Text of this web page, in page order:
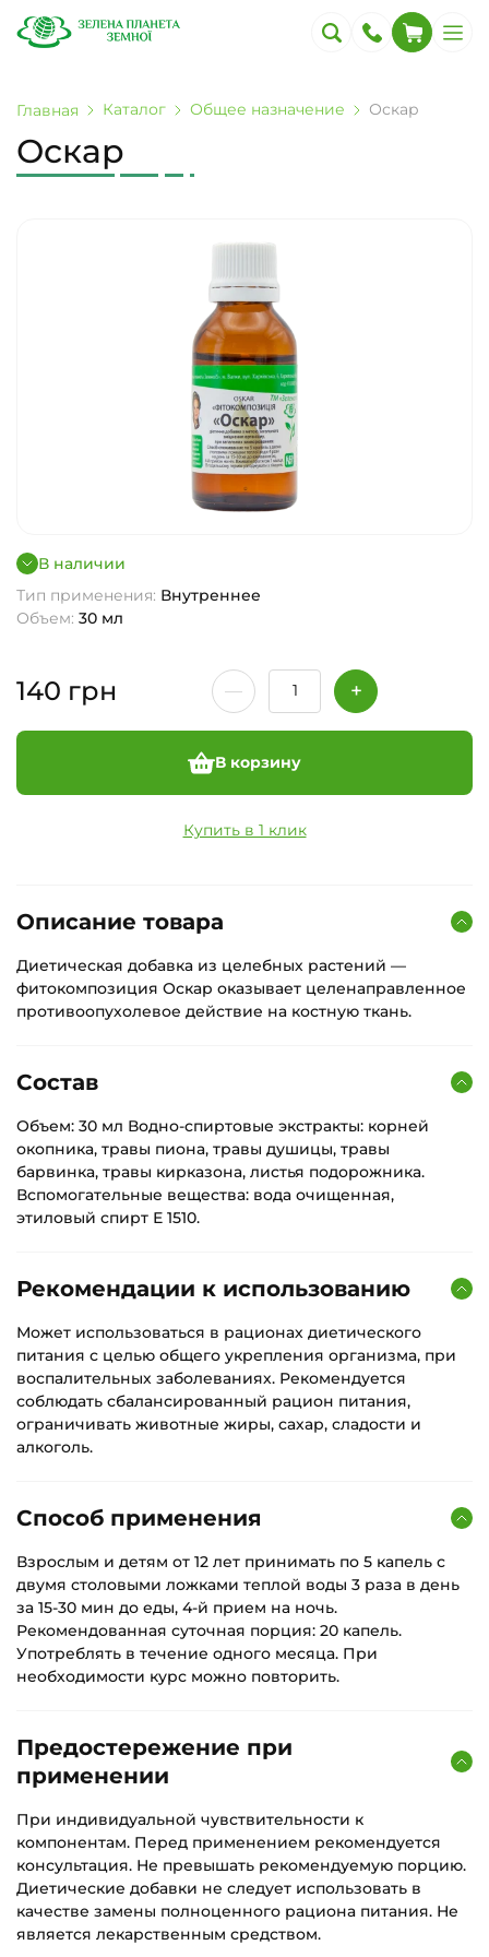
Главная Каталог Общее назначение Оскар
Оскар
В наличии
Тип применения: Внутреннее
Объем: 30 мл
140 грн
В корзину
Купить в 1 клик
Описание товара
Диетическая добавка из целебных растений —
фитокомпозиция Оскар оказывает целенаправленное
противоопухолевое действие на костную ткань.
Состав
Объем: 30 мл Водно-спиртовые экстракты: корней
окопника, травы пиона, травы душицы, травы
барвинка, травы кирказона, листья подорожника.
Вспомогательные вещества: вода очищенная,
этиловый спирт Е 1510.
Рекомендации к использованию
Может использоваться в рационах диетического
питания с целью общего укрепления организма, при
воспалительных заболеваниях. Рекомендуется
соблюдать сбалансированный рацион питания,
ограничивать животные жиры, сахар, сладости и
алкоголь.
Способ применения
Взрослым и детям от 12 лет принимать по 5 капель с
двумя столовыми ложками теплой воды 3 раза в день
за 15-30 мин до еды, 4-й прием на ночь.
Рекомендованная суточная порция: 20 капель.
Употреблять в течение одного месяца. При
необходимости курс можно повторить.
Предостережение при
применении
При индивидуальной чувствительности к
компонентам. Перед применением рекомендуется
консультация. Не превышать рекомендуемую порцию.
Диетические добавки не следует использовать в
качестве замены полноценного рациона питания. Не
является лекарственным средством.